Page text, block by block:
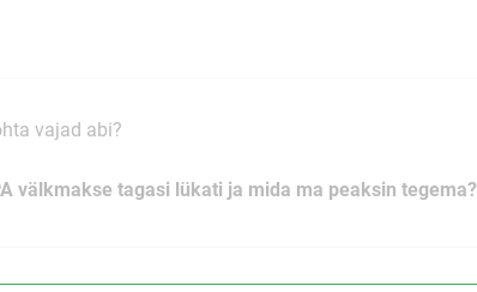
vajad abi?
välkmakse tagasi lükati ja mida ma peaksin tegema?